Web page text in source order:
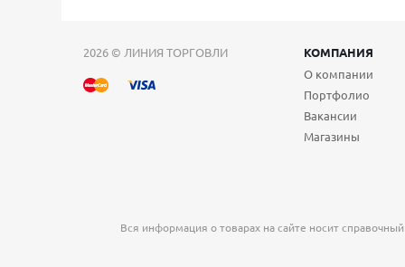
2026 © ЛИНИЯ ТОРГОВЛИ
КОМПАНИЯ
О компании
Портфолио
Вакансии
Магазины
Вся информация о товарах на сайте носит